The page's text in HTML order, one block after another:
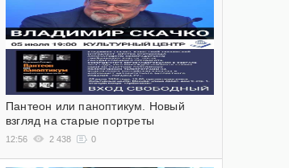
Пантеон или паноптикум. Новый
взгляд на старые портреты
12:56 2 438 0